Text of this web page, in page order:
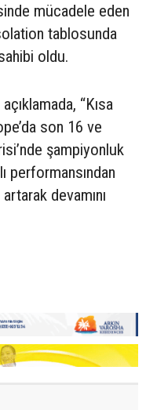
mücadele eden
tablosunda
oldu.
“Kısa
son 16 ve
şampiyonluk
performansından
devamını